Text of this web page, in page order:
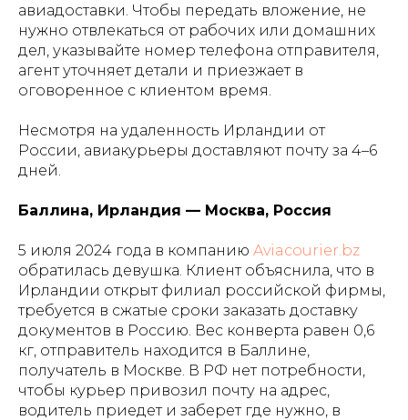
авиадоставки. Чтобы передать вложение, не
нужно отвлекаться от рабочих или домашних
дел, указывайте номер телефона отправителя,
агент уточняет детали и приезжает в
оговоренное с клиентом время.
Несмотря на удаленность Ирландии от
России, авиакурьеры доставляют почту за 4–6
дней.
Баллина, Ирландия — Москва, Россия
5 июля 2024 года в компанию Aviacourier.bz
обратилась девушка. Клиент объяснила, что в
Ирландии открыт филиал российской фирмы,
требуется в сжатые сроки заказать доставку
документов в Россию. Вес конверта равен 0,6
кг, отправитель находится в Баллине,
получатель в Москве. В РФ нет потребности,
чтобы курьер привозил почту на адрес,
водитель приедет и заберет где нужно, в